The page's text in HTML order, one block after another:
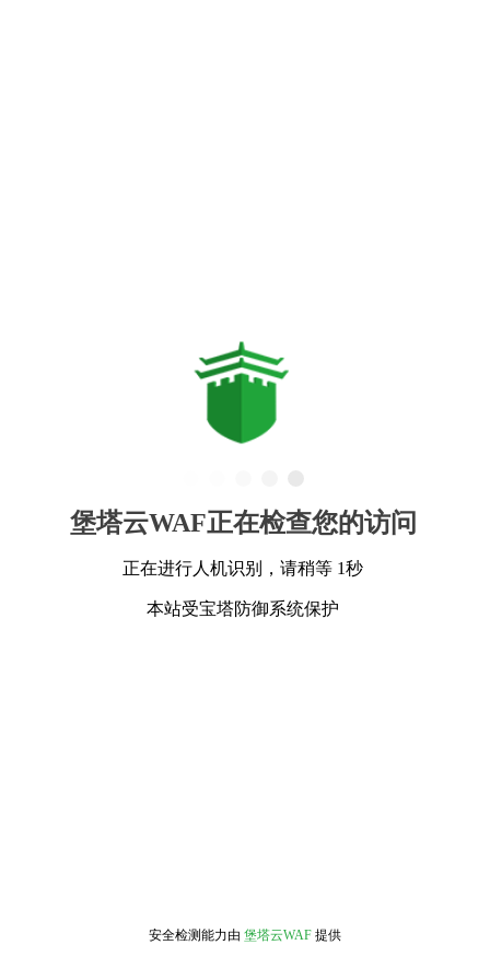
堡塔云WAF正在检查您的访问
正在进行人机识别，请稍等 1秒
本站受宝塔防御系统保护
安全检测能力由 堡塔云WAF 提供